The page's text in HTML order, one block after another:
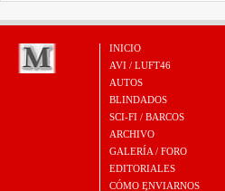
INICIO
AVI / LUFT46
AUTOS
BLINDADOS
SCI-FI / BARCOS
ARCHIVO
GALERÍA / FORO
EDITORIALES
CÓMO ENVIARNOS